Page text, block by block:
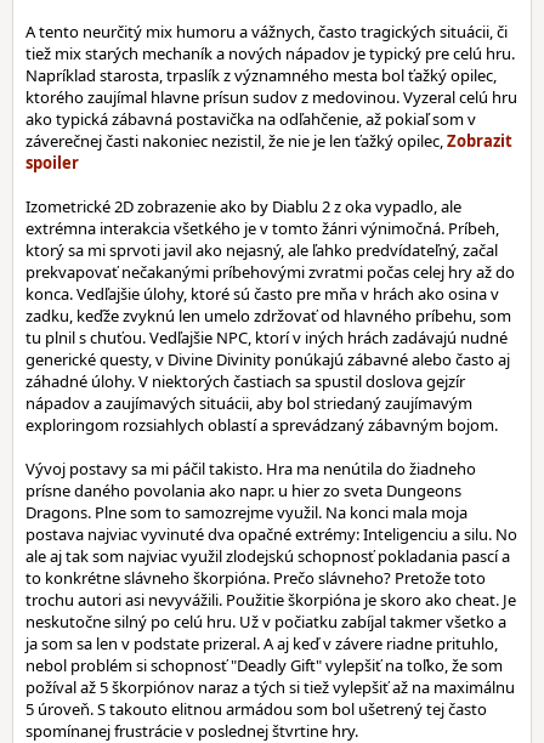
A tento neurčitý mix humoru a vážnych, často tragických situácii, či
tiež mix starých mechaník a nových nápadov je typický pre celú hru.
Napríklad starosta, trpaslík z významného mesta bol ťažký opilec,
ktorého zaujímal hlavne prísun sudov z medovinou. Vyzeral celú hru
ako typická zábavná postavička na odľahčenie, až pokiaľ som v
záverečnej časti nakoniec nezistil, že nie je len ťažký opilec,
Izometrické 2D zobrazenie ako by Diablu 2 z oka vypadlo, ale
extrémna interakcia všetkého je v tomto žánri výnimočná. Príbeh,
ktorý sa mi sprvoti javil ako nejasný, ale ľahko predvídateľný, začal
prekvapovať nečakanými príbehovými zvratmi počas celej hry až do
konca. Vedľajšie úlohy, ktoré sú často pre mňa v hrách ako osina v
zadku, keďže zvyknú len umelo zdržovať od hlavného príbehu, som
tu plnil s chuťou. Vedľajšie NPC, ktorí v iných hrách zadávajú nudné
generické questy, v Divine Divinity ponúkajú zábavné alebo často aj
záhadné úlohy. V niektorých častiach sa spustil doslova gejzír
nápadov a zaujímavých situácii, aby bol striedaný zaujímavým
exploringom rozsiahlych oblastí a sprevádzaný zábavným bojom.
Vývoj postavy sa mi páčil takisto. Hra ma nenútila do žiadneho
prísne daného povolania ako napr. u hier zo sveta Dungeons
Dragons. Plne som to samozrejme využil. Na konci mala moja
postava najviac vyvinuté dva opačné extrémy: Inteligenciu a silu. No
ale aj tak som najviac využil zlodejskú schopnosť pokladania pascí a
to konkrétne slávneho škorpióna. Prečo slávneho? Pretože toto
trochu autori asi nevyvážili. Použitie škorpióna je skoro ako cheat. Je
neskutočne silný po celú hru. Už v počiatku zabíjal takmer všetko a
ja som sa len v podstate prizeral. A aj keď v závere riadne prituhlo,
nebol problém si schopnosť "Deadly Gift" vylepšiť na toľko, že som
požíval až 5 škorpiónov naraz a tých si tiež vylepšiť až na maximálnu
5 úroveň. S takouto elitnou armádou som bol ušetrený tej často
spomínanej frustrácie v poslednej štvrtine hry.